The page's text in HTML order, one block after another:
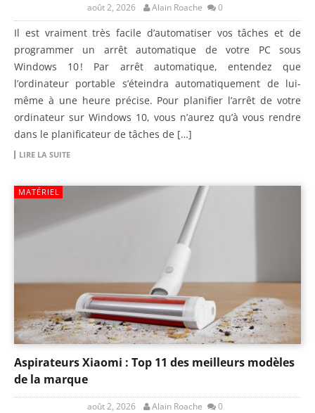
août 2, 2026 Alain Roache 0
Il est vraiment très facile d’automatiser vos tâches et de
programmer un arrêt automatique de votre PC sous
Windows 10 ! Par arrêt automatique, entendez que
l’ordinateur portable s’éteindra automatiquement de lui-
même à une heure précise. Pour planifier l’arrêt de votre
ordinateur sur Windows 10, vous n’aurez qu’à vous rendre
dans le planificateur de tâches de […]
LIRE LA SUITE
MATÉRIEL
Aspirateurs Xiaomi : Top 11 des meilleurs modèles
de la marque
août 2, 2026 Alain Roache 0